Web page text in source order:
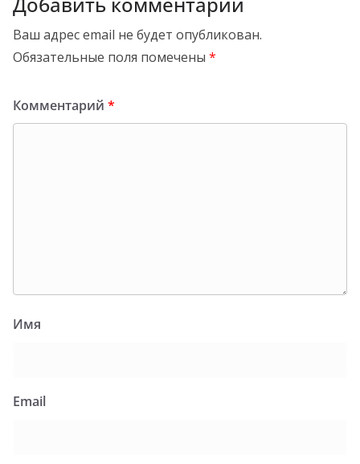
Ваш адрес email не будет опубликован.
Обязательные поля помечены *
Комментарий *
Имя
Email